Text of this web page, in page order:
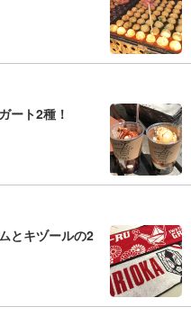
ート2種！
とキヅールの2